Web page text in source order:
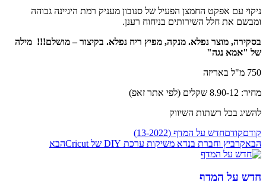
ניקוי עם אפקט החמצן הפעיל של סנובון מעניק רמת היגיינה גבוהה
ומבשם את חלל השירותים בניחוח רענן.
בסקירה, מוצר נפלא. מנקה, מפיץ ריח נפלא. בקיצור – מושלם!!! מילה
של "אמא נגה"
750 מ"ל באריזה
מחיר: 8.90-12 שקלים (לפי אתר זאפ)
להשיג בכל רשתות השיווק
קודםקודםחדש על המדף (13-2022)
הבאקרביץ וחברת בנדא משיקות ערכת DIY של Cricut הבא
חדש על המדף